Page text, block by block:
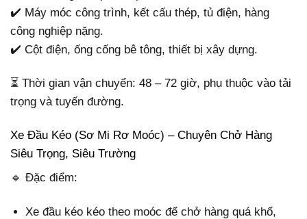
✔️ Máy móc công trình, kết cấu thép, tủ điện, hàng
công nghiệp nặng.
✔️ Cột điện, ống cống bê tông, thiết bị xây dựng.
⏳ Thời gian vận chuyển: 48 – 72 giờ, phụ thuộc vào tải
trọng và tuyến đường.
Xe Đầu Kéo (Sơ Mi Rơ Moóc) – Chuyên Chở Hàng
Siêu Trọng, Siêu Trường
🔹 Đặc điểm:
Xe đầu kéo kéo theo moóc để chở hàng quá khổ,